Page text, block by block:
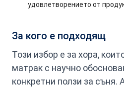
удовлетворението от
За кого е подходящ
Този избор е за хора,
матрак с научно
конкретни ползи за съня.